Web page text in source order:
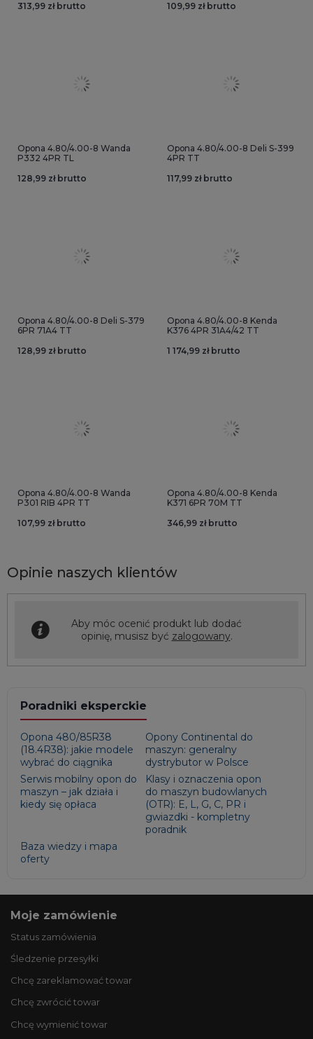
313,99 zł brutto
109,99 zł brutto
Opona 4.80/4.00-8 Wanda
P332 4PR TL
128,99 zł brutto
Opona 4.80/4.00-8 Deli S-399
4PR TT
117,99 zł brutto
Opona 4.80/4.00-8 Deli S-379
6PR 71A4 TT
128,99 zł brutto
Opona 4.80/4.00-8 Kenda
K376 4PR 31A4/42 TT
1 174,99 zł brutto
Opona 4.80/4.00-8 Wanda
P301 RIB 4PR TT
107,99 zł brutto
Opona 4.80/4.00-8 Kenda
K371 6PR 70M TT
346,99 zł brutto
Opinie naszych klientów
Aby móc ocenić produkt lub dodać
opinię, musisz być zalogowany.
Poradniki eksperckie
Opona 480/85R38
(18.4R38): jakie modele
wybrać do ciągnika
Opony Continental do
maszyn: generalny
dystrybutor w Polsce
Serwis mobilny opon do
maszyn – jak działa i
kiedy się opłaca
Klasy i oznaczenia opon
do maszyn budowlanych
(OTR): E, L, G, C, PR i
gwiazdki - kompletny
poradnik
Baza wiedzy i mapa
oferty
Moje zamówienie
Status zamówienia
Śledzenie przesyłki
Chcę zareklamować towar
Chcę zwrócić towar
Chcę wymienić towar